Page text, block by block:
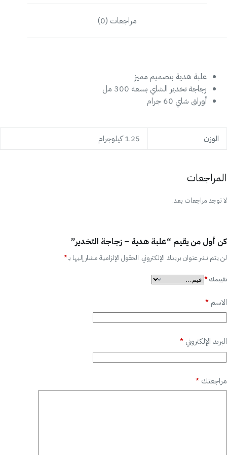
مراجعات (0)
علبة هدية بتصميم مميز
زجاجة تخدير الشاي بسعة 300 مل
أوراق شاي 60 جرام
الوزن 1.25 كيلوجرام
المراجعات
لا توجد مراجعات بعد.
كن أول من يقيم “علبة هدية – زجاجة التخدير”
لن يتم نشر عنوان بريدك الإلكتروني. الحقول الإلزامية مشار إليها بـ*
تقييمك*
الاسم *
البريد الإلكتروني *
مراجعتك *